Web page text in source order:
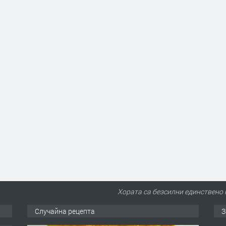
Хората са безсилни
Случайна рецепта